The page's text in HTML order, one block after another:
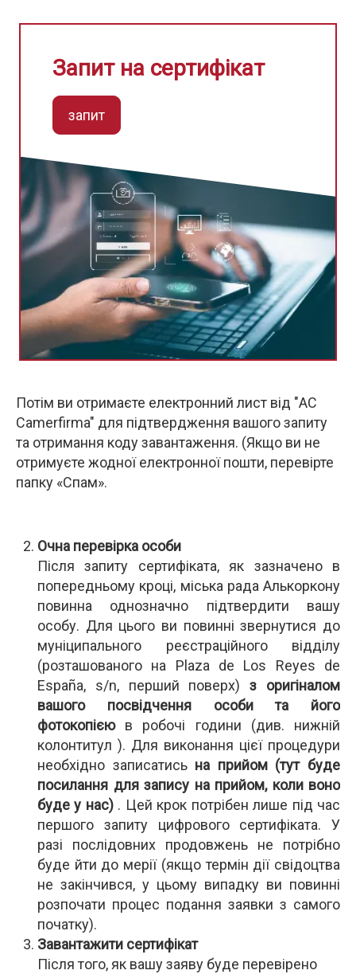
Запит на сертифікат
запит
Потім ви отримаєте електронний лист від "AC
Camerfirma" для підтвердження вашого запиту
та отримання коду завантаження. (Якщо ви не
отримуєте жодної електронної пошти, перевірте
папку «Спам».
Очна перевірка особи
Після запиту сертифіката, як зазначено в
попередньому кроці, міська рада Алькоркону
повинна однозначно підтвердити вашу
особу. Для цього ви повинні звернутися до
муніципального реєстраційного відділу
(розташованого на Plaza de Los Reyes de
España, s/n, перший поверх)з оригіналом
вашого посвідчення особи та його
фотокопієюв робочі години (див. нижній
колонтитул ). Для виконання цієї процедури
необхідно записатись на прийом (тут буде
посилання для запису на прийом, коли воно
буде у нас). Цей крок потрібен лише під час
першого запиту цифрового сертифіката. У
разі послідовних продовжень не потрібно
буде йти до мерії (якщо термін дії свідоцтва
не закінчився, у цьому випадку ви повинні
розпочати процес подання заявки з самого
початку).
Завантажити сертифікат
Після того, як вашу заяву буде перевірено